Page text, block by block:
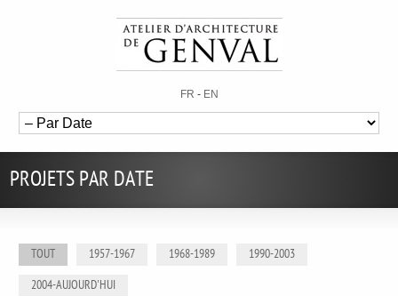
FR - EN
PROJETS PAR DATE
TOUT 1957-1967 1968-1989
1990-2003
2004-AUJOURD'HUI